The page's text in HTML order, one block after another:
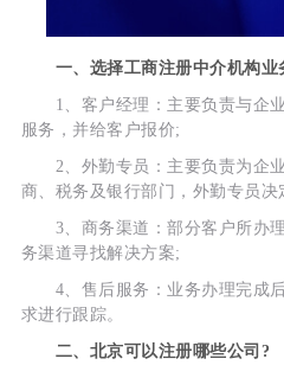
一、选择工商注册中介机构业
1、客户经理：主要负责与企业
服务，并给客户报价;
2、外勤专员：主要负责为企业
商、税务及银行部门，外勤专员决
3、商务渠道：部分客户所办理
务渠道寻找解决方案;
4、售后服务：业务办理完成后
求进行跟踪。
二、北京可以注册哪些公司?